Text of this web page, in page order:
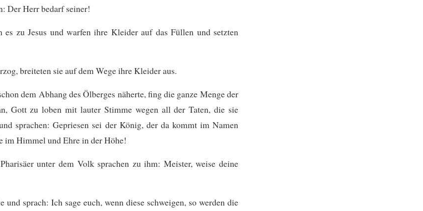
Der Herr bedarf seiner!
es zu Jesus und warfen ihre Kleider auf das Füllen und setzten
breiteten sie auf dem Wege ihre Kleider aus.
dem Abhang des Ölberges näherte, fing die ganze Menge der
Gott zu loben mit lauter Stimme wegen all der Taten, die sie
sprachen: Gepriesen sei der König, der da kommt im Namen
im Himmel und Ehre in der Höhe!
unter dem Volk sprachen zu ihm: Meister, weise deine
und sprach: Ich sage euch, wenn diese schweigen, so werden die